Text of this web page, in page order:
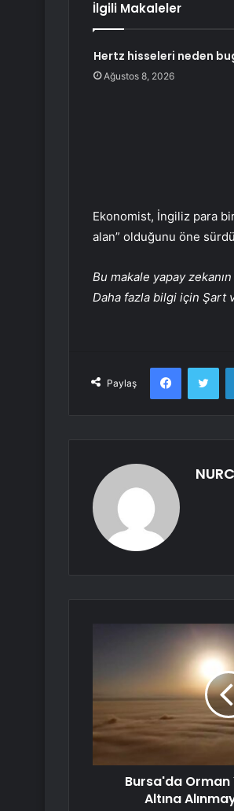
İlgili Makaleler
Hertz hisseleri neden
Ağustos 8, 2026
Ekonomist, İngiliz para
alan” olduğunu öne
Bu makale yapay
Daha fazla bilgi için Şart
Paylaş
Facebook
Bursa'da Orman
Altına